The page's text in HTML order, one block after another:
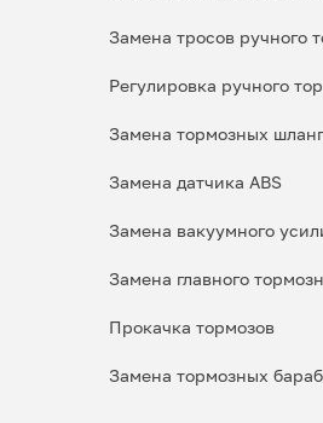
Замена тросов ручного
Регулировка ручного
Замена тормозных
Замена датчика ABS
Замена вакуумного
Замена главного
Прокачка тормозов
Замена тормозных